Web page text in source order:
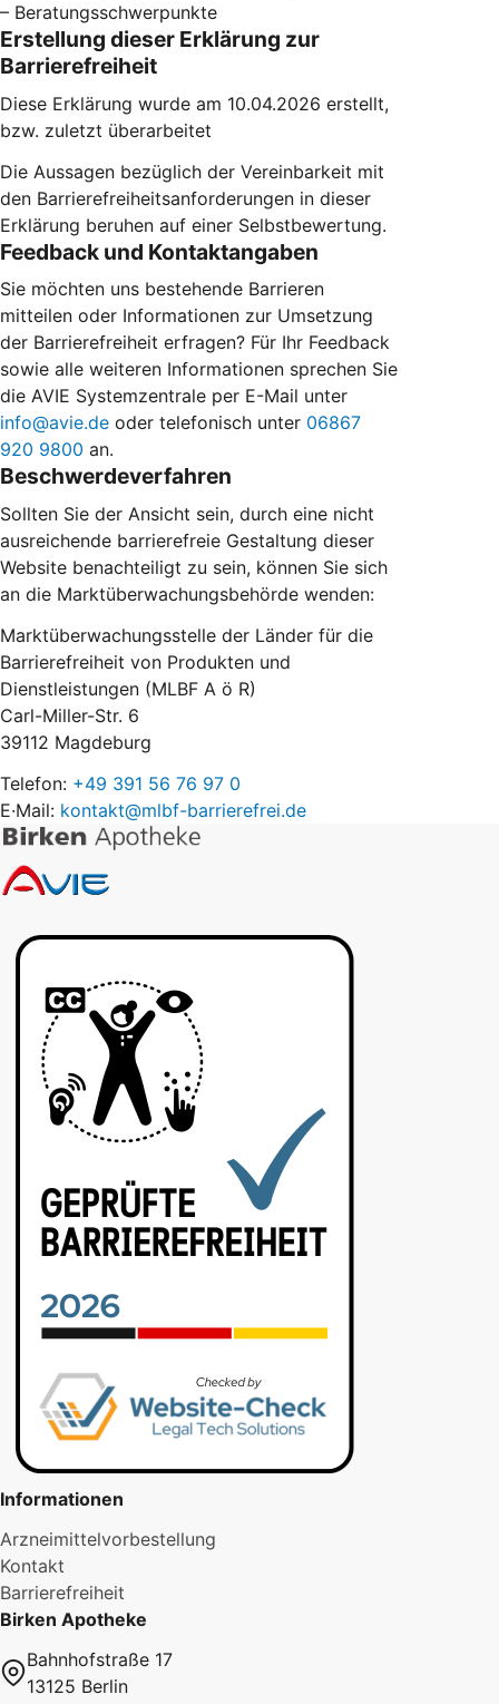
– Beratungsschwerpunkte
Erstellung dieser Erklärung zur
Barrierefreiheit
Diese Erklärung wurde am 10.04.2026 erstellt,
bzw. zuletzt überarbeitet
Die Aussagen bezüglich der Vereinbarkeit mit
den Barrierefreiheitsanforderungen in dieser
Erklärung beruhen auf einer Selbstbewertung.
Feedback und Kontaktangaben
Sie möchten uns bestehende Barrieren
mitteilen oder Informationen zur Umsetzung
der Barrierefreiheit erfragen? Für Ihr Feedback
sowie alle weiteren Informationen sprechen Sie
die AVIE Systemzentrale per E-Mail unter
info@avie.de oder telefonisch unter 06867
920 9800 an.
Beschwerdeverfahren
Sollten Sie der Ansicht sein, durch eine nicht
ausreichende barrierefreie Gestaltung dieser
Website benachteiligt zu sein, können Sie sich
an die Marktüberwachungsbehörde wenden:
Marktüberwachungsstelle der Länder für die
Barrierefreiheit von Produkten und
Dienstleistungen (MLBF A ö R)
Carl-Miller-Str. 6
39112 Magdeburg
Telefon: +49 391 56 76 97 0
E·Mail: kontakt@mlbf-barrierefrei.de
Informationen
Arzneimittelvorbestellung
Kontakt
Barrierefreiheit
Birken Apotheke
Bahnhofstraße 17
13125 Berlin